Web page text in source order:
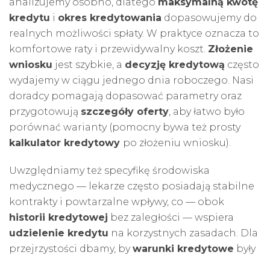
kredytu i okres kredytowania dopasowujemy do
realnych możliwości spłaty. W praktyce oznacza to
komfortowe raty i przewidywalny koszt. Złożenie
wniosku jest szybkie, a decyzję kredytową często
wydajemy w ciągu jednego dnia roboczego. Nasi
doradcy pomagają dopasować parametry oraz
przygotowują szczegóły oferty, aby łatwo było
porównać warianty (pomocny bywa też prosty
kalkulator kredytowy po złożeniu wniosku).
Uwzględniamy też specyfikę środowiska
medycznego — lekarze często posiadają stabilne
kontrakty i powtarzalne wpływy, co — obok
historii kredytowej bez zaległości — wspiera
udzielenie kredytu na korzystnych zasadach. Dla
przejrzystości dbamy, bywarunki kredytowe były